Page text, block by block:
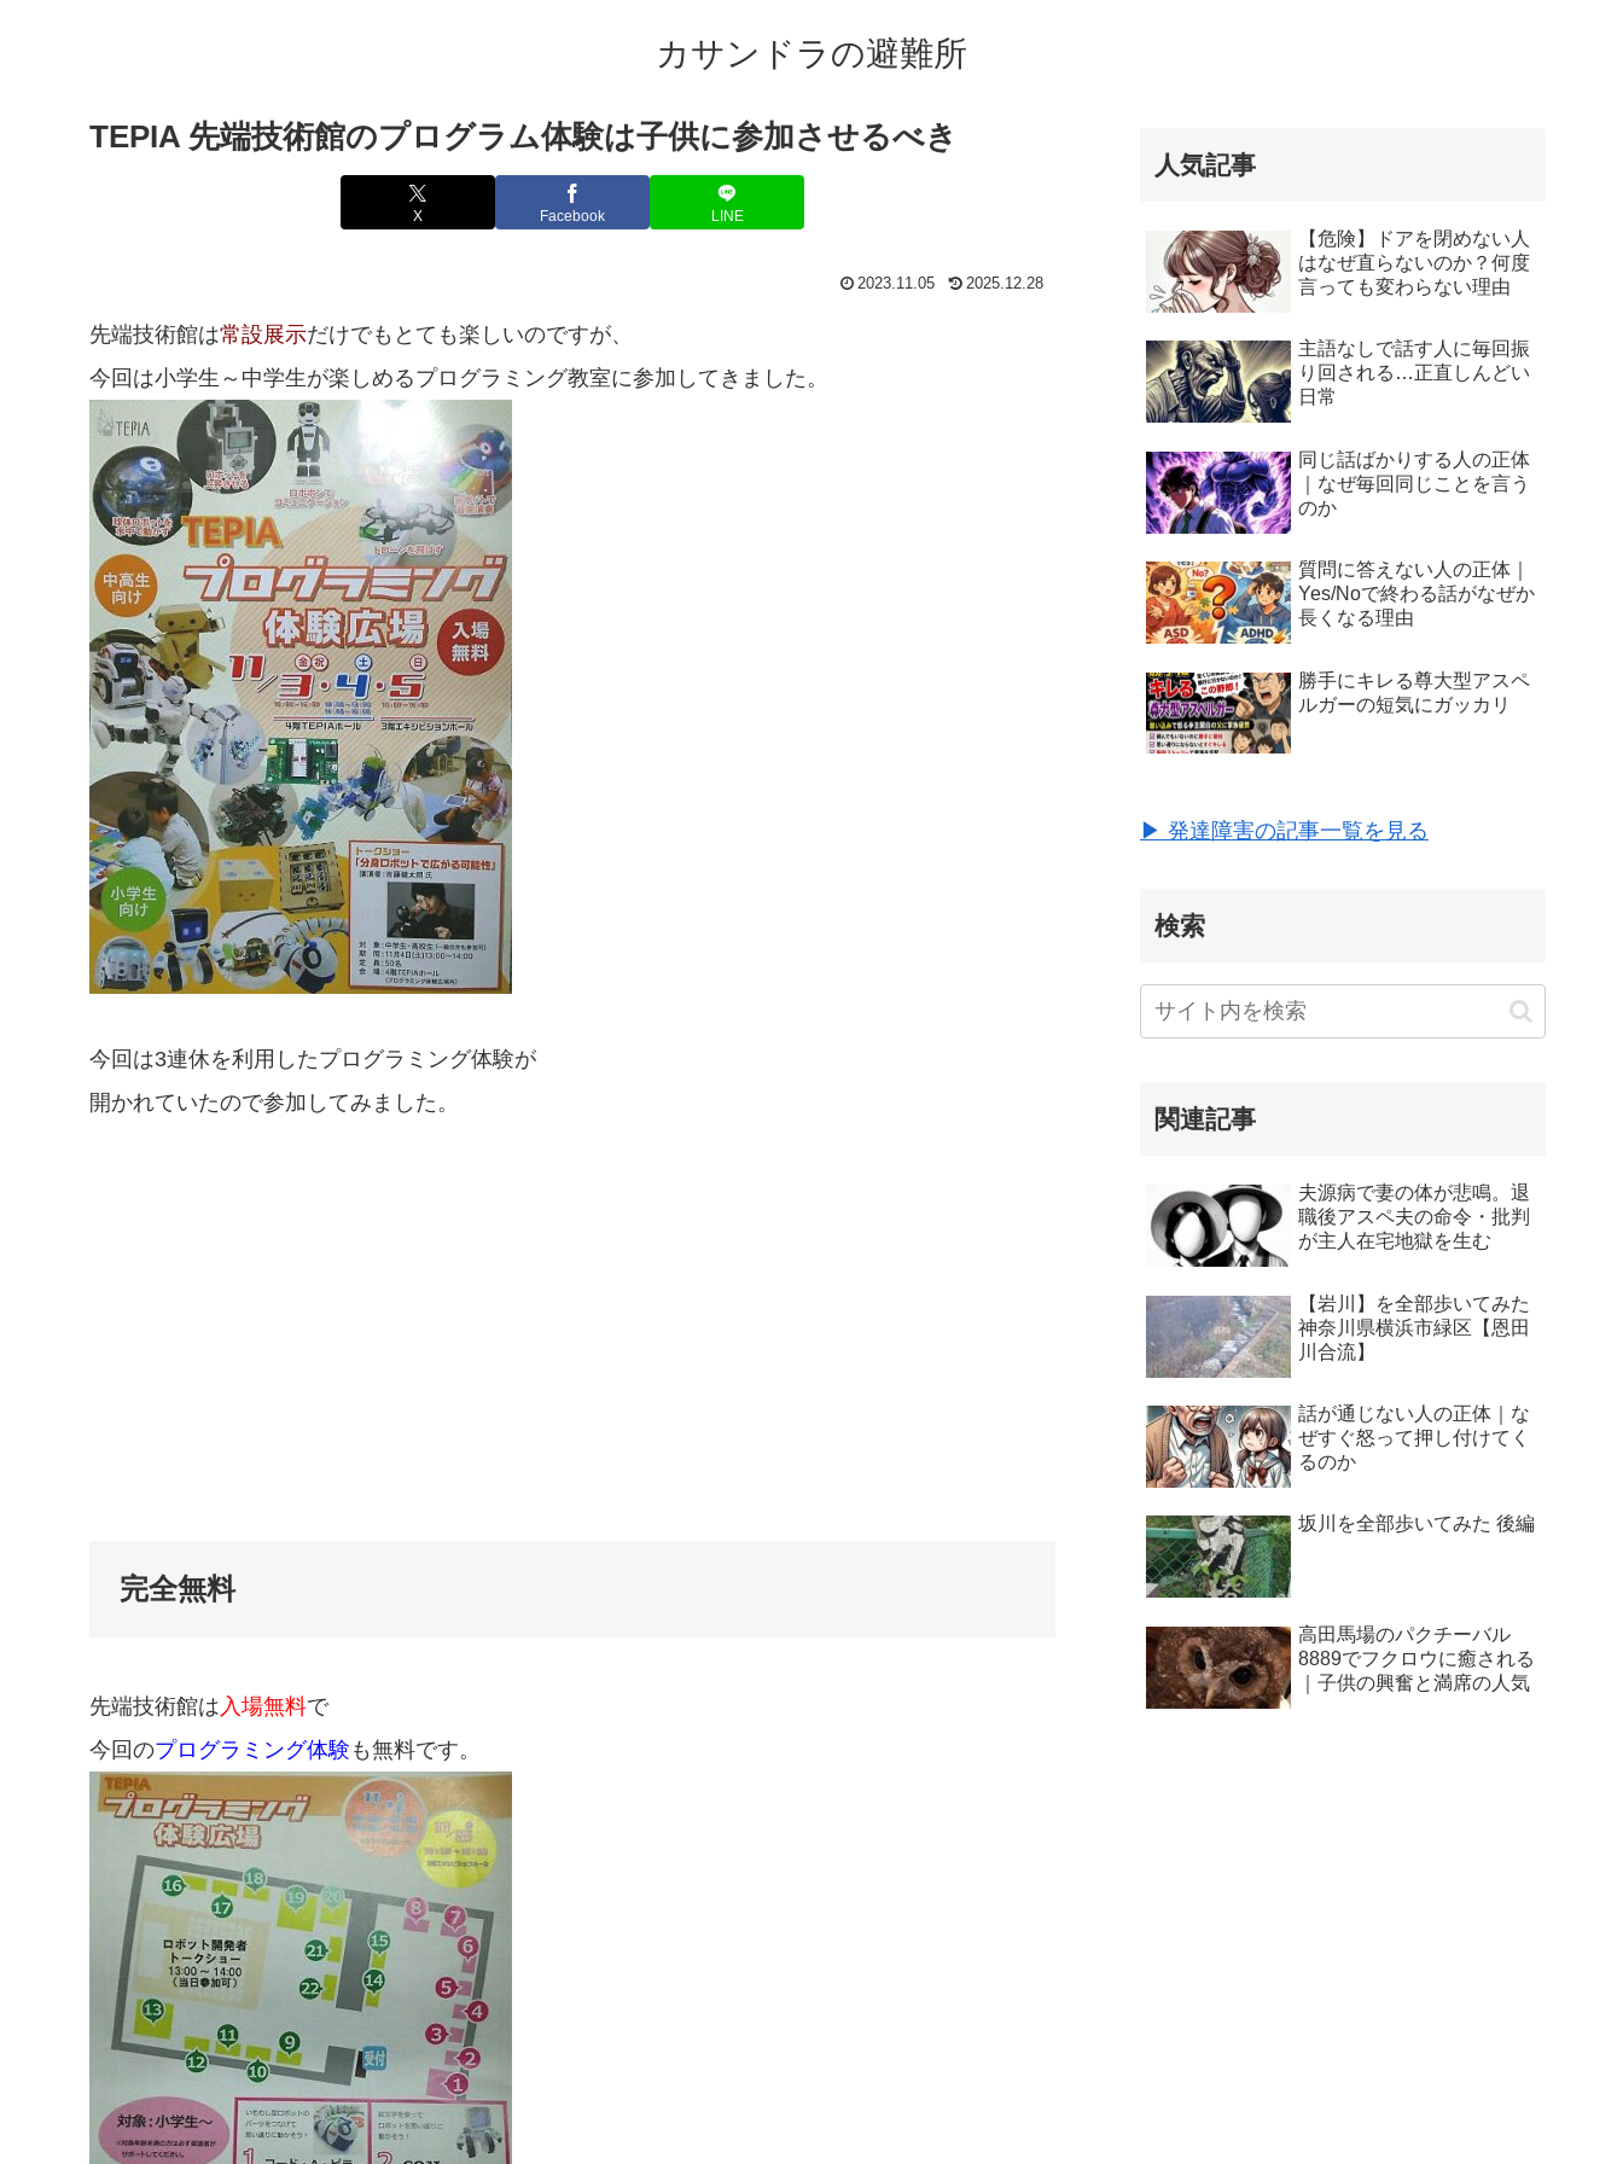
カサンドラの避難所
TEPIA 先端技術館のプログラム体験は子供に参加させるべき
X Facebook LINE
2023.11.05 2025.12.28
先端技術館は常設展示だけでもとても楽しいのですが、
今回は小学生～中学生が楽しめるプログラミング教室に参加してきました。
今回は3連休を利用したプログラミング体験が
開かれていたので参加してみました。
完全無料
先端技術館は 入場無料で
今回のプログラミング体験 も無料です。
人気記事
【危険】ドアを閉めない人
はなぜ直らないのか？何度
言っても変わらない理由
主語なしで話す人に毎回振
り回される…正直しんどい
日常
同じ話ばかりする人の正体
｜なぜ毎回同じことを言う
のか
質問に答えない人の正体｜
Yes/Noで終わる話がなぜか
長くなる理由
勝手にキレる尊大型アスペ
ルガーの短気にガッカリ
▶ 発達障害の記事一覧を見る
検索
関連記事
夫源病で妻の体が悲鳴。退
職後アスペ夫の命令・批判
が主人在宅地獄を生む
【岩川】を全部歩いてみた
神奈川県横浜市緑区【恩田
川合流】
話が通じない人の正体｜な
ぜすぐ怒って押し付けてく
るのか
坂川を全部歩いてみた 後編
高田馬場のパクチーバル
8889でフクロウに癒される
｜子供の興奮と満席の人気